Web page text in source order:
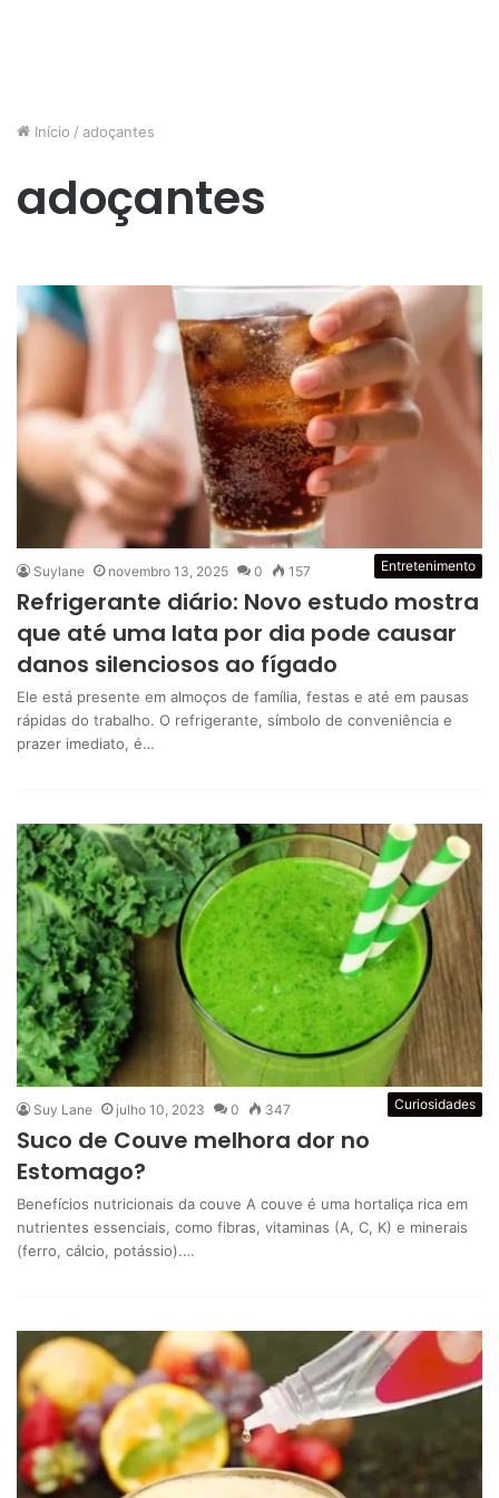
Início / adoçantes
adoçantes
Entretenimento
Suylane novembro 13, 2025 0 157
Refrigerante diário: Novo estudo mostra
que até uma lata por dia pode causar
danos silenciosos ao fígado
Ele está presente em almoços de família, festas e até em pausas
rápidas do trabalho. O refrigerante, símbolo de conveniência e
prazer imediato, é…
Curiosidades
Suy Lane julho 10, 2023 0 347
Suco de Couve melhora dor no
Estomago?
Benefícios nutricionais da couve A couve é uma hortaliça rica em
nutrientes essenciais, como fibras, vitaminas (A, C, K) e minerais
(ferro, cálcio, potássio).…